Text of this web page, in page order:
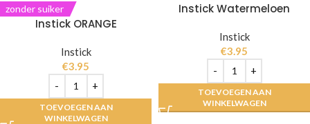
zonder suiker
Instick ORANGE
Instick
€3.95
TOEVOEGEN AAN
WINKELWAGEN
Instick Watermeloen
Instick
€3.95
TOEVOEGEN AAN
WINKELWAGEN